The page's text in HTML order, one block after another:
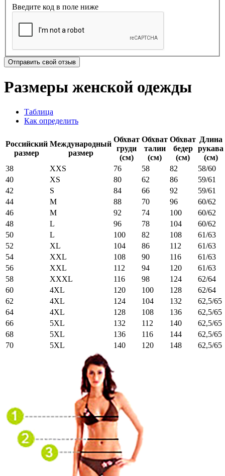
Введите код в поле ниже
Отправить свой отзыв
Размеры женской одежды
Таблица
Как определить
Российский
размер
Международный
размер
Обхват
груди
(см)
Обхват
талии
(см)
Обхват
бедер
(см)
Длина
рукава
(см)
38
XXS 76 58 82
58/60
40
XS 80 62 86
59/61
42
S 84 66 92
59/61
44
M 88 70 96
60/62
46
M 92 74 100
60/62
48
L 96 78 104
60/62
50
L 100 82 108
61/63
52
XL 104 86 112
61/63
54
XXL 108 90 116
61/63
56
XXL 112 94 120
61/63
58
XXXL 116 98 124
62/64
60
4XL 120 100 128
62/64
62
4XL 124 104 132
62,5/65
64
4XL 128 108 136
62,5/65
66
5XL 132 112 140
62,5/65
68
5XL 136 116 144
62,5/65
70
5XL 140 120 148 62,5/65